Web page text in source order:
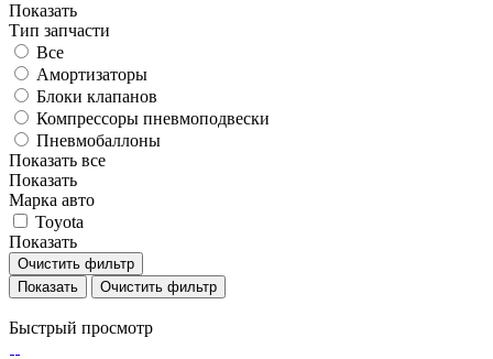
Показать
Тип запчасти
Все
Амортизаторы
Блоки клапанов
Компрессоры пневмоподвески
Пневмобаллоны
Показать все
Показать
Марка авто
Toyota
Показать
Очистить фильтр
Очистить фильтр
Быстрый просмотр